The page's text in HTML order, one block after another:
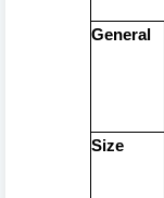
General
Size